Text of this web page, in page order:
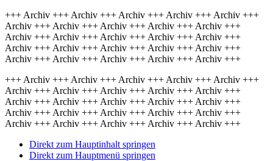
+++ Archiv +++ Archiv +++ Archiv +++ Archiv +++ Archiv +++
Archiv +++ Archiv +++ Archiv +++ Archiv +++ Archiv +++
Archiv +++ Archiv +++ Archiv +++ Archiv +++ Archiv +++
Archiv +++ Archiv +++ Archiv +++ Archiv +++ Archiv +++
Archiv +++ Archiv +++ Archiv +++ Archiv +++ Archiv +++
+++ Archiv +++ Archiv +++ Archiv +++ Archiv +++ Archiv +++
Archiv +++ Archiv +++ Archiv +++ Archiv +++ Archiv +++
Archiv +++ Archiv +++ Archiv +++ Archiv +++ Archiv +++
Archiv +++ Archiv +++ Archiv +++ Archiv +++ Archiv +++
Archiv +++ Archiv +++ Archiv +++ Archiv +++ Archiv +++
Direkt zum Hauptinhalt springen
Direkt zum Hauptmenü springen